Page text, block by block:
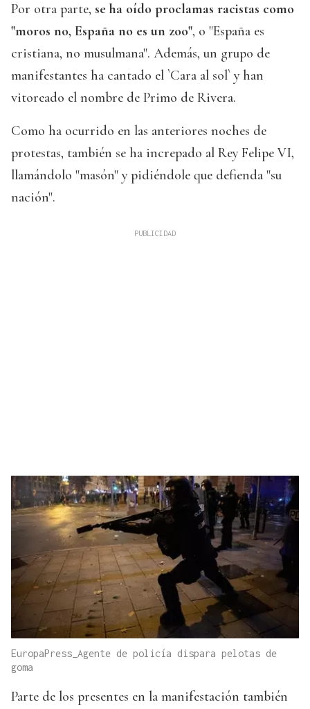
Por otra parte, se ha oído proclamas racistas como
"moros no, España no es un zoo", o "España es
cristiana, no musulmana". Además, un grupo de
manifestantes ha cantado el `Cara al sol` y han
vitoreado el nombre de Primo de Rivera.
Como ha ocurrido en las anteriores noches de
protestas, también se ha increpado al Rey Felipe VI,
llamándolo "masón" y pidiéndole que defienda "su
nación".
EuropaPress_Agente de policía dispara pelotas de
goma
Parte de los presentes en la manifestación también